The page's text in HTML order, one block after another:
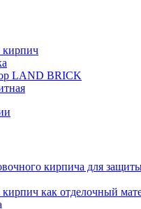
LAND BRICK
кирпича для
как отделочный